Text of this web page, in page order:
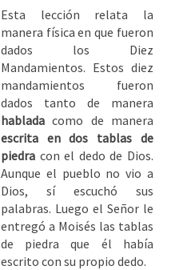
Esta lección relata la
manera física en que fueron
dados los Diez
Mandamientos. Estos diez
mandamientos fueron
dados tanto de manera
hablada como de manera
escrita en dos tablas de
piedra con el dedo de Dios.
Aunque el pueblo no vio a
Dios, sí escuchó sus
palabras. Luego el Señor le
entregó a Moisés las tablas
de piedra que él había
escrito con su propio dedo.